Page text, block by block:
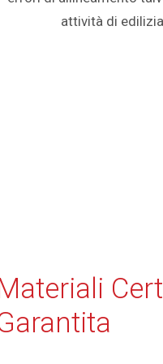
attività di